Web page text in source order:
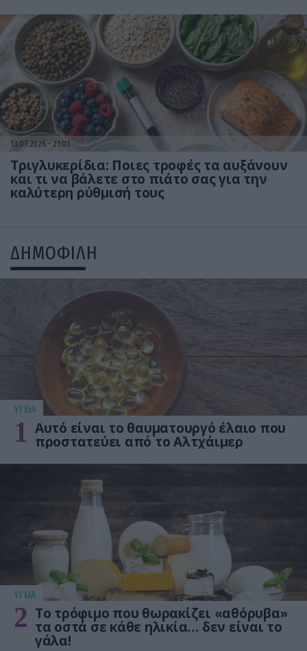
13.07.2026 21:01
Τριγλυκερίδια: Ποιες τροφές τα αυξάνουν
και τι να βάλετε στο πιάτο σας για την
καλύτερη ρύθμισή τους
ΔΗΜΟΦΙΛΗ
ΥΓΕΙΑ
1 Αυτό είναι το θαυματουργό έλαιο που
προστατεύει από το Αλτχάιμερ
ΥΓΕΙΑ
2 Το τρόφιμο που θωρακίζει «αθόρυβα»
τα οστά σε κάθε ηλικία… δεν είναι το
γάλα!